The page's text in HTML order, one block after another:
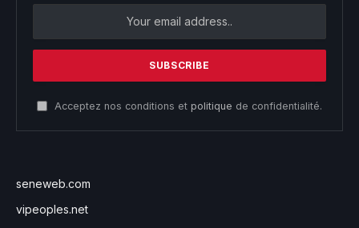
Acceptez nos conditions et politique de confidentialité.
seneweb.com
vipeoples.net